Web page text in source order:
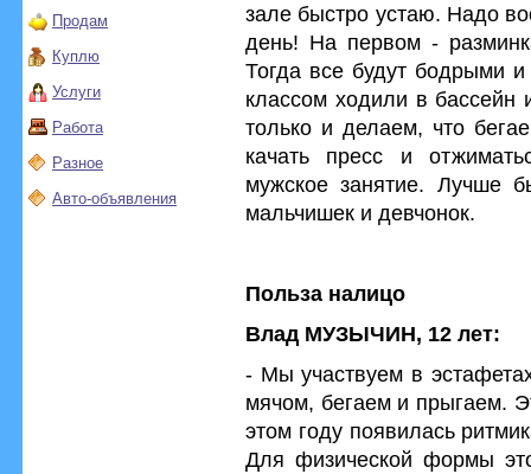
Продам
Куплю
Услуги
Работа
Разное
Авто-объявления
зале быстро устаю. Надо
день! На первом -
Тогда все будут бодрыми
классом ходили в
только и делаем, что
качать пресс и
мужское занятие. Лучше
мальчишек и девчонок.
Польза налицо
Влад МУЗЫЧИН, 12 лет:
- Мы участвуем в
мячом, бегаем и прыгаем.
этом году появилась
Для физической формы